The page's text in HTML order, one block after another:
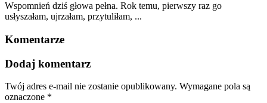
Wspomnień dziś głowa pełna. Rok temu, pierwszy raz go
usłyszałam, ujrzałam, przytuliłam, ...
Komentarze
Dodaj komentarz
Twój adres e-mail nie zostanie opublikowany. Wymagane pola są
oznaczone *